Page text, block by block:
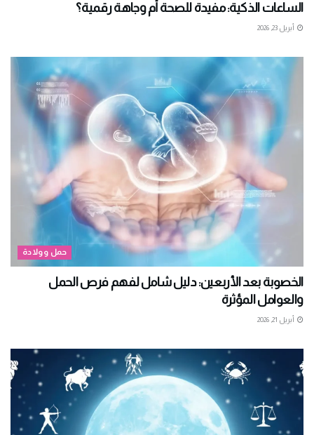
الساعات الذكية: مفيدة للصحة أم وجاهة رقمية؟
أبريل 23, 2026
حمل وولادة
الخصوبة بعد الأربعين: دليل شامل لفهم فرص الحمل
والعوامل المؤثرة
أبريل 21, 2026